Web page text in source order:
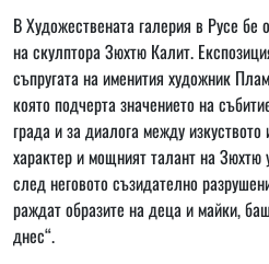
В Художествената галерия в Русе бе
на скулптора Зюхтю Калит.
съпругата на именития художник
която подчерта значението на
града и за диалога между
характер и мощният талант на Зюхтю
след неговото съзидателно
раждат образите на деца и майки,
днес“.